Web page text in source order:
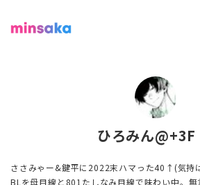
ひろみん@+3F
ささみゃー&鍵平に2022末ハマった40↑(気持
BLを母目線と801たしなみ目線で味わい中。無